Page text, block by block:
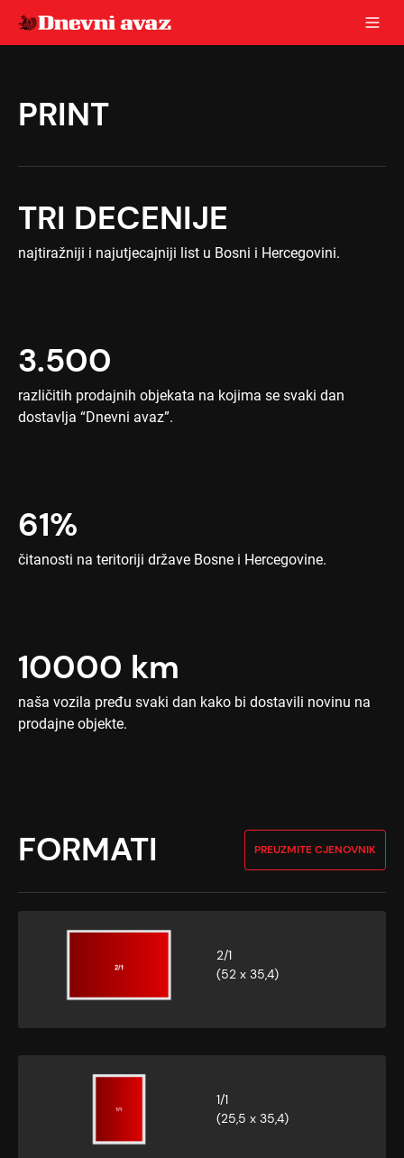
PRINT
TRI DECENIJE
najtiražniji i najutjecajniji list u Bosni i Hercegovini.
3.500
različitih prodajnih objekata na kojima se svaki dan
dostavlja “Dnevni avaz”.
61%
čitanosti na teritoriji države Bosne i Hercegovine.
10000 km
naša vozila pređu svaki dan kako bi dostavili novinu na
prodajne objekte.
FORMATI PREUZMITE CJENOVNIK
2/1
(52 x 35,4)
1/1
(25,5 x 35,4)